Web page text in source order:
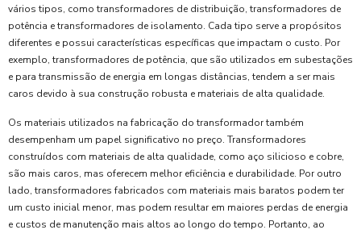
vários tipos, como transformadores de distribuição, transformadores de
potência e transformadores de isolamento. Cada tipo serve a propósitos
diferentes e possui características específicas que impactam o custo. Por
exemplo, transformadores de potência, que são utilizados em subestações
e para transmissão de energia em longas distâncias, tendem a ser mais
caros devido à sua construção robusta e materiais de alta qualidade.
Os materiais utilizados na fabricação do transformador também
desempenham um papel significativo no preço. Transformadores
construídos com materiais de alta qualidade, como aço silicioso e cobre,
são mais caros, mas oferecem melhor eficiência e durabilidade. Por outro
lado, transformadores fabricados com materiais mais baratos podem ter
um custo inicial menor, mas podem resultar em maiores perdas de energia
e custos de manutenção mais altos ao longo do tempo. Portanto, ao